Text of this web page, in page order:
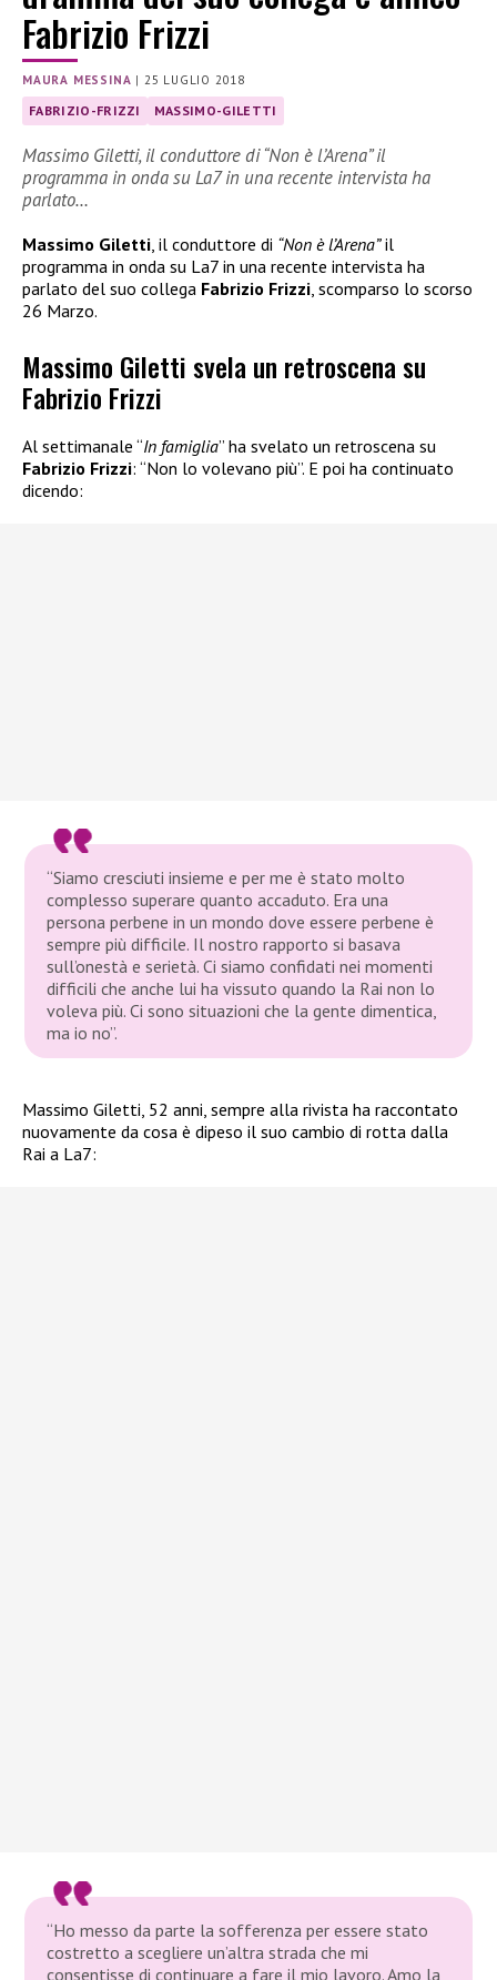
Fabrizio Frizzi
MAURA MESSINA | 25 LUGLIO 2018
FABRIZIO-FRIZZI MASSIMO-GILETTI
Massimo Giletti, il conduttore di “Non è l’Arena” il
programma in onda su La7 in una recente intervista ha
parlato…
Massimo Giletti , il conduttore di “Non è l’Arena”il
programma in onda su La7 in una recente intervista ha
parlato del suo collega Fabrizio Frizzi , scomparso lo scorso
26 Marzo.
Massimo Giletti svela un retroscena su
Fabrizio Frizzi
Al settimanale “In famiglia” ha svelato un retroscena su
Fabrizio Frizzi: “Non lo volevano più”. E poi ha continuato
dicendo:
“Siamo cresciuti insieme e per me è stato molto
complesso superare quanto accaduto. Era una
persona perbene in un mondo dove essere perbene è
sempre più difficile. Il nostro rapporto si basava
sull’onestà e serietà. Ci siamo confidati nei momenti
difficili che anche lui ha vissuto quando la Rai non lo
voleva più. Ci sono situazioni che la gente dimentica,
ma io no”.
Massimo Giletti, 52 anni, sempre alla rivista ha raccontato
nuovamente da cosa è dipeso il suo cambio di rotta dalla
Rai a La7:
“Ho messo da parte la sofferenza per essere stato
costretto a scegliere un’altra strada che mi
consentisse di continuare a fare il mio lavoro. Amo la